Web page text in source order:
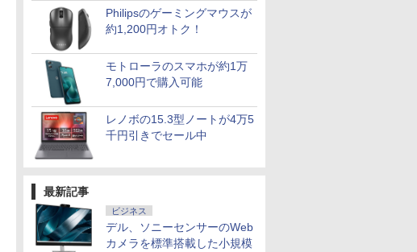
Philipsのゲーミングマウスが
約1,200円オトク！
モトローラのスマホが約1万
7,000円で購入可能
レノボの15.3型ノートが4万5
千円引きでセール中
最新記事
ビジネス
デル、ソニーセンサーのWeb
カメラを標準搭載した小規模
7